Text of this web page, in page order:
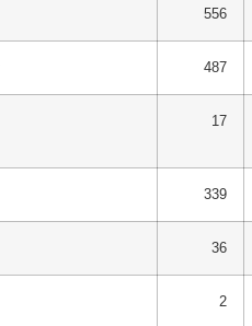
556
487
17
339
36
2